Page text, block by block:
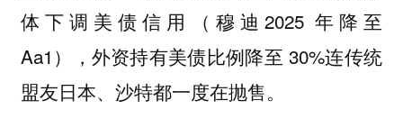
体下调美债信用（穆迪2025 年降至
Aa1），外资持有美债比例降至 30%连传统
盟友日本、沙特都一度在抛售。